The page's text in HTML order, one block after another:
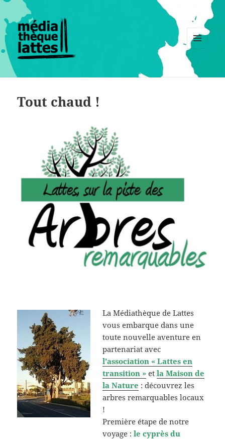
MENU
WIDGETS
Tout chaud !
La Médiathèque de Lattes
vous embarque dans une
toute nouvelle aventure en
partenariat avec
l’association « Lattes en
transition » etla Maison de
la Nature : découvrez les
arbres remarquables locaux
!
Première étape de notre
voyage :le cyprès du